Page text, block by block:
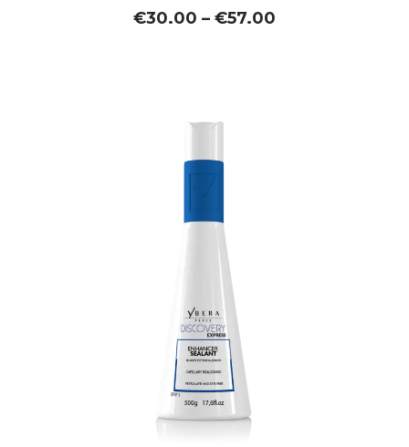
€30.00 – €57.00